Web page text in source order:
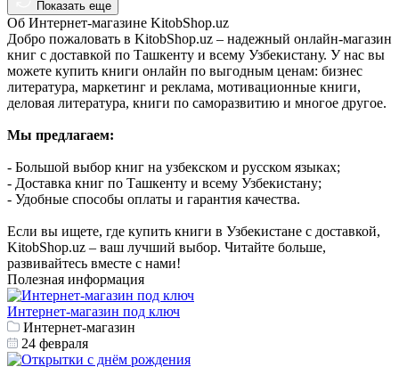
Показать еще
Об Интернет-магазине KitobShop.uz
Добро пожаловать в KitobShop.uz – надежный онлайн-магазин
книг с доставкой по Ташкенту и всему Узбекистану. У нас вы
можете купить книги онлайн по выгодным ценам: бизнес
литература, маркетинг и реклама, мотивационные книги,
деловая литература, книги по саморазвитию и многое другое.
Мы предлагаем:
- Большой выбор книг на узбекском и русском языках;
- Доставка книг по Ташкенту и всему Узбекистану;
- Удобные способы оплаты и гарантия качества.
Если вы ищете, где купить книги в Узбекистане с доставкой,
KitobShop.uz – ваш лучший выбор. Читайте больше,
развивайтесь вместе с нами!
Полезная информация
Интернет-магазин под ключ
Интернет-магазин
24 февраля